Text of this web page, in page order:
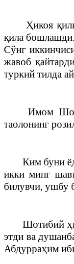
Ҳикоя
қила
Сўнг
жавоб
туркий тилда
Имом
таолонинг
Ким буни
икки минг
билувчи, ушбу
Шотибий
этди ва
Абдурраҳим